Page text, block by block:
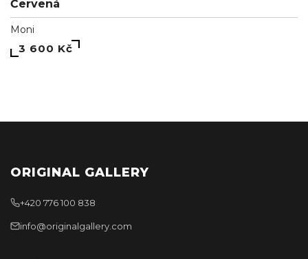
Červená
Moni
3 600 Kč
ORIGINAL GALLERY
+420 776 100 838
info@originalgallery.com